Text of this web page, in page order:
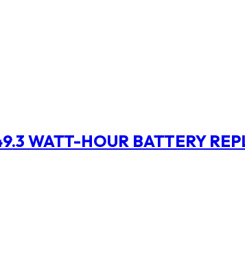
WATT-HOUR BATTERY